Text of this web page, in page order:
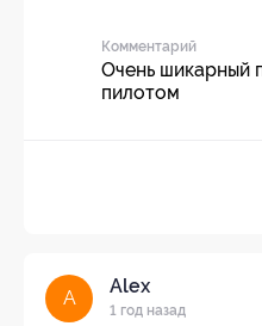
Комментарий
Очень шикарный
пилотом
A
Alex
1 год назад